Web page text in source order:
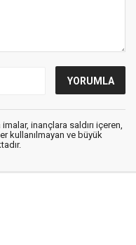
inançlara saldırı içeren,
kullanılmayan ve büyük